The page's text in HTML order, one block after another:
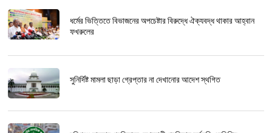
ধর্মের ভিত্তিতে বিভাজনের অপচেষ্টার বিরুদ্ধে ঐক্যবদ্ধ থাকার আহ্বান
ফখরুলের
সুনির্দিষ্ট মামলা ছাড়া গ্রেপ্তার না দেখানোর আদেশ স্থগিত